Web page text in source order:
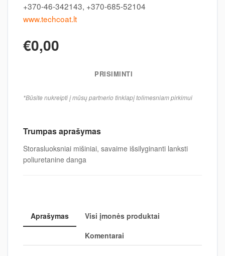
+370-46-342143, +370-685-52104
www.techcoat.lt
€0,00
PRISIMINTI
*Būsite nukreipti į mūsų partnerio tinklapį tolimesniam pirkimui
Trumpas aprašymas
Storasluoksniai mišiniai, savaime išsilyginanti lanksti
poliuretanine danga
Aprašymas
Visi įmonės produktai
Komentarai